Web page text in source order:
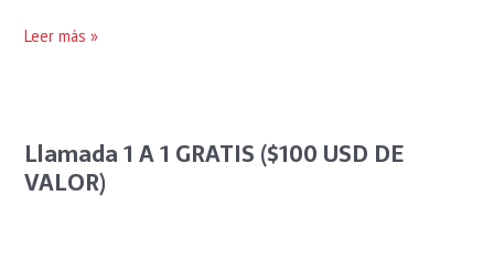
Leer más »
Llamada 1 A 1 GRATIS ($100 USD DE
VALOR)